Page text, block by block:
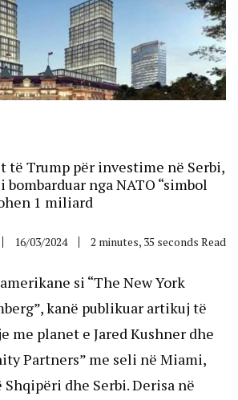
të Trump për investime në Serbi,
nga NATO “simbol
1 miliard
16/03/2024 2 minutes, 35 seconds Read
si “The New York
kanë publikuar artikuj të
me planet e Jared Kushner dhe
Partners” me seli në Miami,
dhe Serbi. Derisa në